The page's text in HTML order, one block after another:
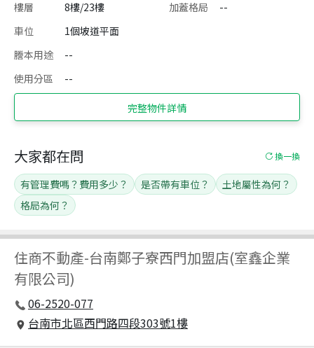
樓層
8樓/23樓 加蓋格局
--
車位
1個坡道平面
謄本用途
--
使用分區
--
完整物件詳情
住商不動產-台南鄭子寮西門加盟店(室鑫企業
有限公司)
06-2520-077
台南市北區西門路四段303號1樓
大家都在問 換一換
有管理費嗎？費用多少？ 是否帶有車位？
土地屬性為何？
格局為何？